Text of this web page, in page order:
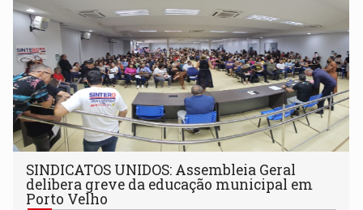
SINDICATOS UNIDOS: Assembleia Geral
delibera greve da educação municipal em
Porto Velho